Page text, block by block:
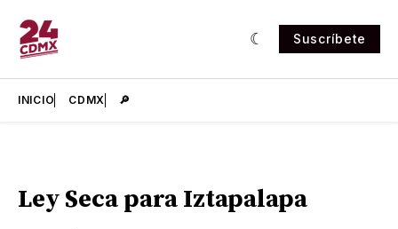
Suscríbete
INICIO CDMX 🔎
Ley Seca para Iztapalapa